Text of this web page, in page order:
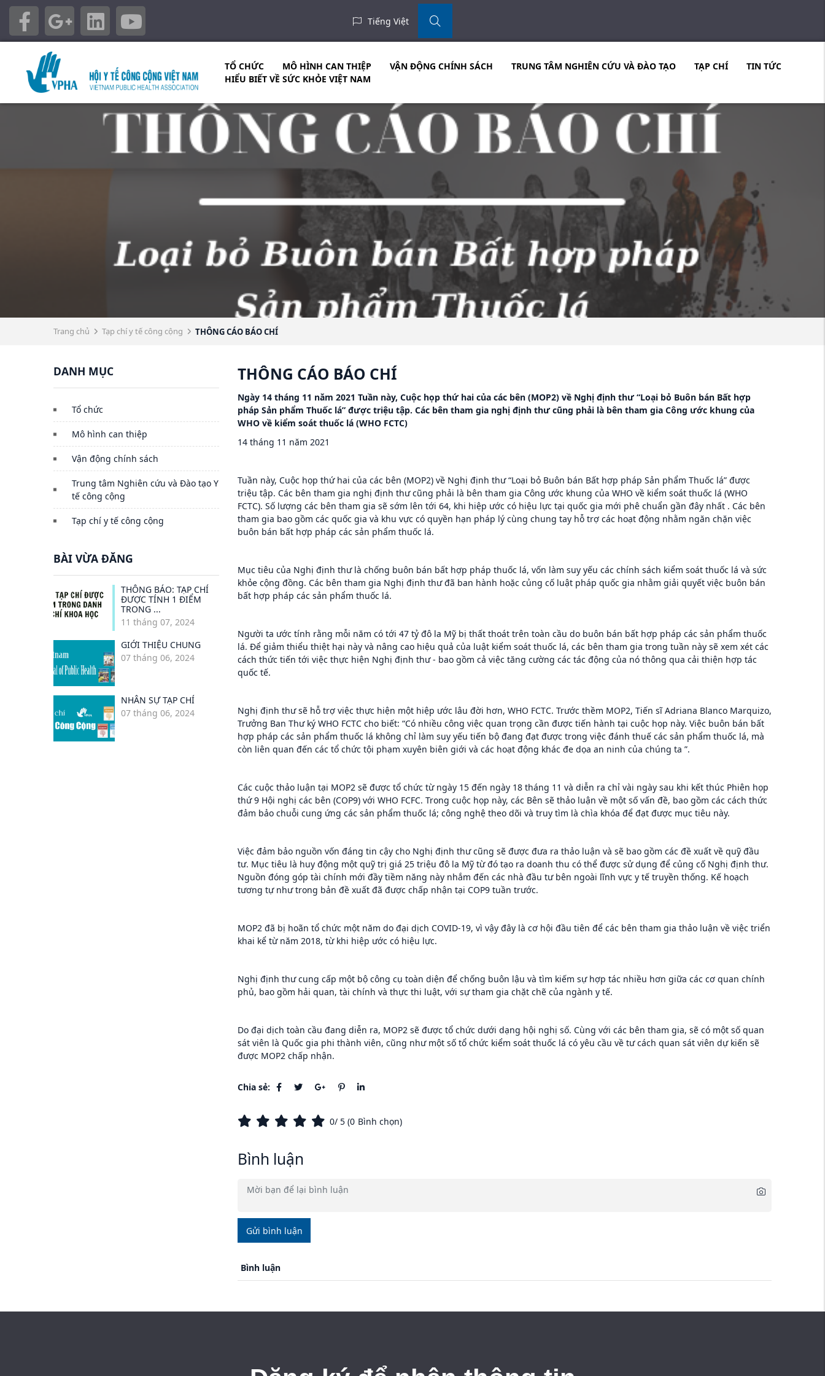
Tiếng Việt
TỔ CHỨC MÔ HÌNH CAN THIỆP VẬN ĐỘNG CHÍNH SÁCH TRUNG TÂM NGHIÊN CỨU VÀ ĐÀO TẠO TẠP CHÍ
TIN TỨC
HIỂU BIẾT VỀ SỨC KHỎE VIỆT NAM
Trang chủ Tạp chí y tế công cộng THÔNG CÁO BÁO CHÍ
DANH MỤC
Tổ chức
Mô hình can thiệp
Vận động chính sách
Trung tâm Nghiên cứu và Đào tạo Y
tế công cộng
Tạp chí y tế công cộng
BÀI VỪA ĐĂNG
THÔNG BÁO: TẠP CHÍ
ĐƯỢC TÍNH 1 ĐIỂM
TRONG ...
11 tháng 07, 2024
GIỚI THIỆU CHUNG
07 tháng 06, 2024
NHÂN SỰ TẠP CHÍ
07 tháng 06, 2024
THÔNG CÁO BÁO CHÍ
Ngày 14 tháng 11 năm 2021 Tuần này, Cuộc họp thứ hai của các bên (MOP2) về Nghị định thư “Loại bỏ Buôn bán Bất hợp
pháp Sản phẩm Thuốc lá” được triệu tập. Các bên tham gia nghị định thư cũng phải là bên tham gia Công ước khung của
WHO về kiểm soát thuốc lá (WHO FCTC)
14 tháng 11 năm 2021
Tuần này, Cuộc họp thứ hai của các bên (MOP2) về Nghị định thư “Loại bỏ Buôn bán Bất hợp pháp Sản phẩm Thuốc lá” được
triệu tập. Các bên tham gia nghị định thư cũng phải là bên tham gia Công ước khung của WHO về kiểm soát thuốc lá (WHO
FCTC). Số lượng các bên tham gia sẽ sớm lên tới 64, khi hiệp ước có hiệu lực tại quốc gia mới phê chuẩn gần đây nhất . Các bên
tham gia bao gồm các quốc gia và khu vực có quyền hạn pháp lý cùng chung tay hỗ trợ các hoạt động nhằm ngăn chặn việc
buôn bán bất hợp pháp các sản phẩm thuốc lá.
Mục tiêu của Nghị định thư là chống buôn bán bất hợp pháp thuốc lá, vốn làm suy yếu các chính sách kiểm soát thuốc lá và sức
khỏe cộng đồng. Các bên tham gia Nghị định thư đã ban hành hoặc củng cố luật pháp quốc gia nhằm giải quyết việc buôn bán
bất hợp pháp các sản phẩm thuốc lá.
Người ta ước tính rằng mỗi năm có tới 47 tỷ đô la Mỹ bị thất thoát trên toàn cầu do buôn bán bất hợp pháp các sản phẩm thuốc
lá. Để giảm thiểu thiệt hại này và nâng cao hiệu quả của luật kiểm soát thuốc lá, các bên tham gia trong tuần này sẽ xem xét các
cách thức tiến tới việc thực hiện Nghị định thư - bao gồm cả việc tăng cường các tác động của nó thông qua cải thiện hợp tác
quốc tế.
Nghị định thư sẽ hỗ trợ việc thực hiện một hiệp ước lâu đời hơn, WHO FCTC. Trước thềm MOP2, Tiến sĩ Adriana Blanco Marquizo,
Trưởng Ban Thư ký WHO FCTC cho biết: “Có nhiều công việc quan trọng cần được tiến hành tại cuộc họp này. Việc buôn bán bất
hợp pháp các sản phẩm thuốc lá không chỉ làm suy yếu tiến bộ đang đạt được trong việc đánh thuế các sản phẩm thuốc lá, mà
còn liên quan đến các tổ chức tội phạm xuyên biên giới và các hoạt động khác đe dọa an ninh của chúng ta ”.
Các cuộc thảo luận tại MOP2 sẽ được tổ chức từ ngày 15 đến ngày 18 tháng 11 và diễn ra chỉ vài ngày sau khi kết thúc Phiên họp
thứ 9 Hội nghị các bên (COP9) với WHO FCFC. Trong cuộc họp này, các Bên sẽ thảo luận về một số vấn đề, bao gồm các cách thức
đảm bảo chuỗi cung ứng các sản phẩm thuốc lá; công nghệ theo dõi và truy tìm là chìa khóa để đạt được mục tiêu này.
Việc đảm bảo nguồn vốn đáng tin cậy cho Nghị định thư cũng sẽ được đưa ra thảo luận và sẽ bao gồm các đề xuất về quỹ đầu
tư. Mục tiêu là huy động một quỹ trị giá 25 triệu đô la Mỹ từ đó tạo ra doanh thu có thể được sử dụng để củng cố Nghị định thư.
Nguồn đóng góp tài chính mới đầy tiềm năng này nhắm đến các nhà đầu tư bên ngoài lĩnh vực y tế truyền thống. Kế hoạch
tương tự như trong bản đề xuất đã được chấp nhận tại COP9 tuần trước.
MOP2 đã bị hoãn tổ chức một năm do đại dịch COVID-19, vì vậy đây là cơ hội đầu tiên để các bên tham gia thảo luận về việc triển
khai kể từ năm 2018, từ khi hiệp ước có hiệu lực.
Nghị định thư cung cấp một bộ công cụ toàn diện để chống buôn lậu và tìm kiếm sự hợp tác nhiều hơn giữa các cơ quan chính
phủ, bao gồm hải quan, tài chính và thực thi luật, với sự tham gia chặt chẽ của ngành y tế.
Do đại dịch toàn cầu đang diễn ra, MOP2 sẽ được tổ chức dưới dạng hội nghị số. Cùng với các bên tham gia, sẽ có một số quan
sát viên là Quốc gia phi thành viên, cũng như một số tổ chức kiểm soát thuốc lá có yêu cầu về tư cách quan sát viên dự kiến sẽ
được MOP2 chấp nhận.
Chia sẻ:
0/ 5 (0 Bình chọn)
Bình luận
Gửi bình luận
Bình luận